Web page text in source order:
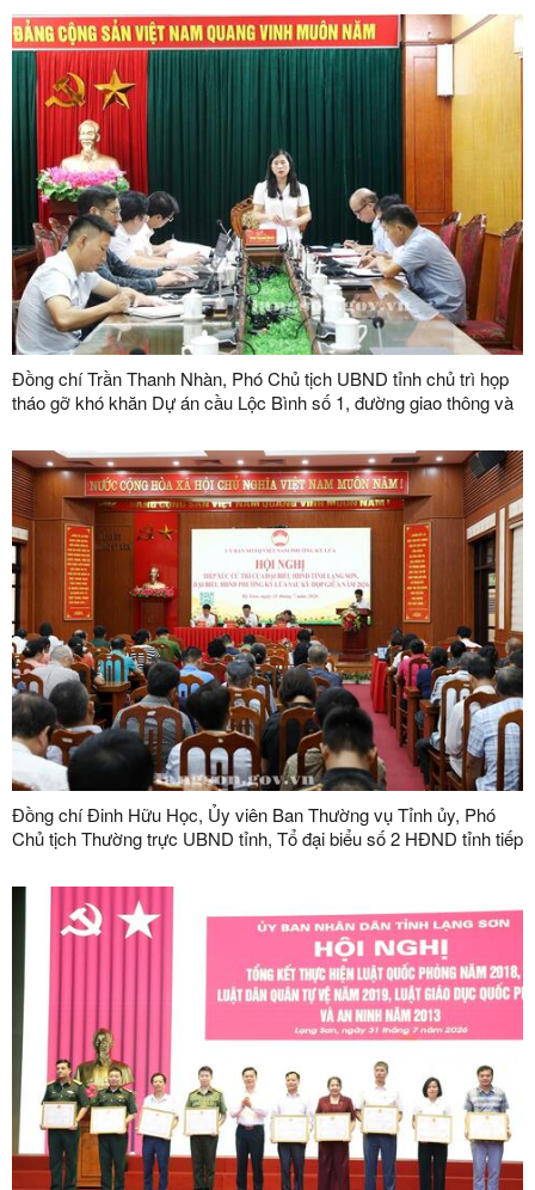
năm 2026
Đồng chí Trần Thanh Nhàn, Phó Chủ tịch UBND tỉnh chủ trì họp
tháo gỡ khó khăn Dự án cầu Lộc Bình số 1, đường giao thông và
Đồng chí Đinh Hữu Học, Ủy viên Ban Thường vụ Tỉnh ủy, Phó
Chủ tịch Thường trực UBND tỉnh, Tổ đại biểu số 2 HĐND tỉnh tiếp